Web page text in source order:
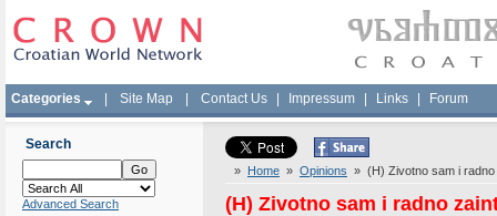
Categories Site Map Contact Us Impressum Links Forum
Search
Advanced Search
» Home » Opinions » (H) Zivotno sam i radno
(H) Zivotno sam i radno